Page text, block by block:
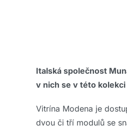
Italská společnost
v nich se v této
Vitrína Modena je
dvou či tří modulů se